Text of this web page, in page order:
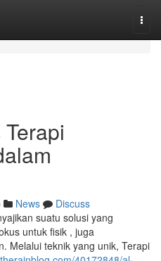
News
Discuss
suatu solusi yang
untuk fisik , juga
Melalui teknik yang unik, Terapi